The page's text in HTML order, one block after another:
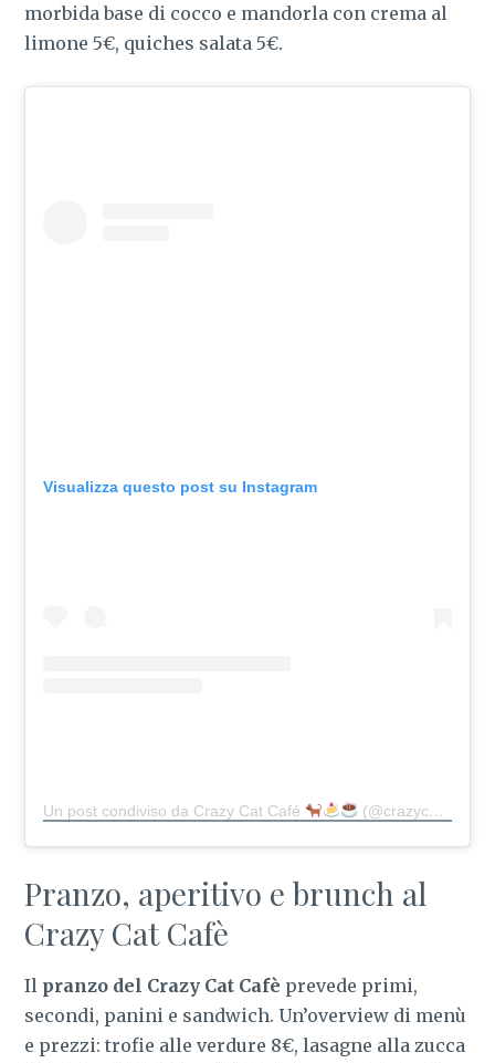
morbida base di cocco e mandorla con crema al
limone 5€, quiches salata 5€.
Visualizza questo post su Instagram
Un post condiviso da Crazy Cat Café (@crazycatcafe)
Pranzo, aperitivo e brunch al
Crazy Cat Cafè
Il pranzo del Crazy Cat Cafè prevede primi,
secondi, panini e sandwich. Un’overview di menù
e prezzi: trofie alle verdure 8€, lasagne alla zucca